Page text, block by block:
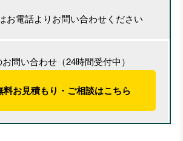
お電話よりお問い合わせください
問い合わせ（24時間受付中）
料お見積もり・ご相談はこちら